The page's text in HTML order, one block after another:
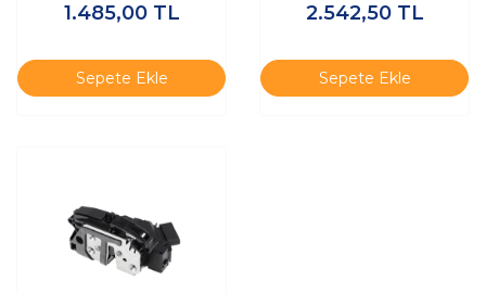
1.485,00 TL
Sepete Ekle
2.542,50 TL
Sepete Ekle